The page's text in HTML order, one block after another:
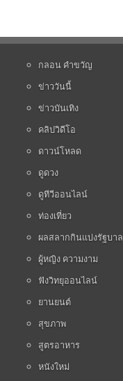
กลอน คำขวัญ
ข่าววันนี้
ข่าวบันเทิง
คลิปวิดีโอ
ดาวน์โหลด
ดูดวง
ดูทีวีออนไลน์
ท่องเที่ยว
ผลสลากกินแบ่งรัฐบาล
ผู้หญิง ความงาม
ฟังวิทยุออนไลน์
ยานยนต์
สุขภาพ
สูตรอาหาร
หนังใหม่